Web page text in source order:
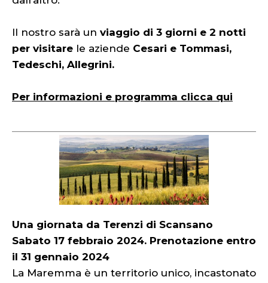
Il nostro sarà un viaggio di 3 giorni e 2 notti
per visitare le aziende Cesari e Tommasi,
Tedeschi, Allegrini.
Per informazioni e programma clicca qui
Una giornata da Terenzi di Scansano
Sabato 17 febbraio 2024. Prenotazione entro
il 31 gennaio 2024
La Maremma è un territorio unico, incastonato